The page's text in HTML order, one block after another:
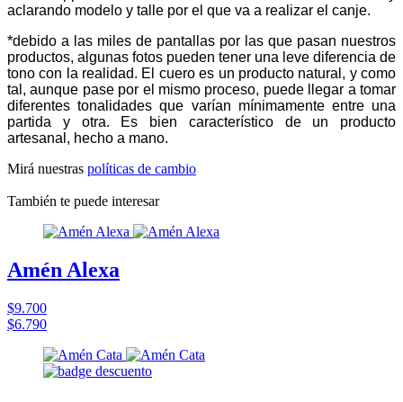
aclarando modelo y talle por el que va a realizar el canje.
*debido a las miles de pantallas por las que pasan nuestros
productos, algunas fotos pueden tener una leve diferencia de
tono con la realidad. El cuero es un producto natural, y como
tal, aunque pase por el mismo proceso, puede llegar a tomar
diferentes tonalidades que varían mínimamente entre una
partida y otra. Es bien característico de un producto
artesanal, hecho a mano.
Mirá nuestras políticas de cambio
También te puede interesar
Amén Alexa
$9.700
$6.790